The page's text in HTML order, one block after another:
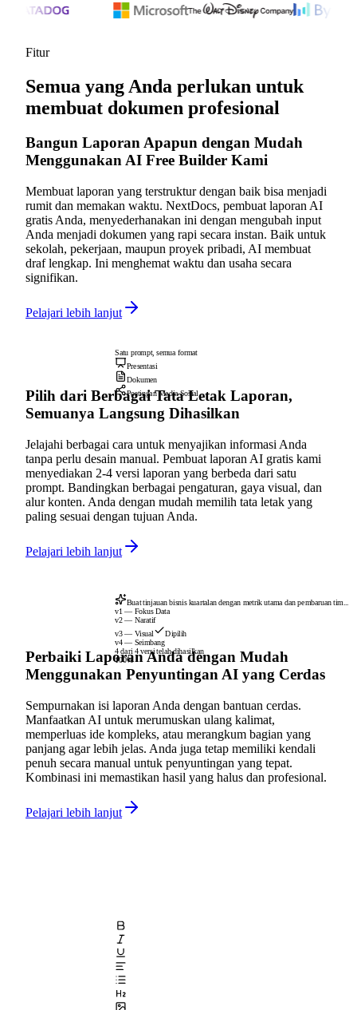
Fitur
Semua yang Anda perlukan untuk
membuat dokumen profesional
Bangun Laporan Apapun dengan Mudah
Menggunakan AI Free Builder Kami
Membuat laporan yang terstruktur dengan baik bisa menjadi
rumit dan memakan waktu. NextDocs, pembuat laporan AI
gratis Anda, menyederhanakan ini dengan mengubah input
Anda menjadi dokumen yang rapi secara instan. Baik untuk
sekolah, pekerjaan, maupun proyek pribadi, AI membuat
draf lengkap. Ini menghemat waktu dan usaha secara
signifikan.
Pelajari lebih lanjut
Satu prompt, semua format
Presentasi
Dokumen
Postingan Media Sosial
Pilih dari Berbagai Tata Letak Laporan,
Semuanya Langsung Dihasilkan
Jelajahi berbagai cara untuk menyajikan informasi Anda
tanpa perlu desain manual. Pembuat laporan AI gratis kami
menyediakan 2-4 versi laporan yang berbeda dari satu
prompt. Bandingkan berbagai pengaturan, gaya visual, dan
alur konten. Anda dengan mudah memilih tata letak yang
paling sesuai dengan tujuan Anda.
Pelajari lebih lanjut
Buat tinjauan bisnis kuartalan dengan metrik utama dan pembaruan tim...
v1 — Fokus Data
v2 — Naratif
v3 — Visual
Dipilih
v4 — Seimbang
4 dari 4 versi telah dihasilkan
100%
Perbaiki Laporan Anda dengan Mudah
Menggunakan Penyuntingan AI yang Cerdas
Sempurnakan isi laporan Anda dengan bantuan cerdas.
Manfaatkan AI untuk merumuskan ulang kalimat,
memperluas ide kompleks, atau merangkum bagian yang
panjang agar lebih jelas. Anda juga tetap memiliki kendali
penuh secara manual untuk penyuntingan yang tepat.
Kombinasi ini memastikan hasil yang halus dan profesional.
Pelajari lebih lanjut